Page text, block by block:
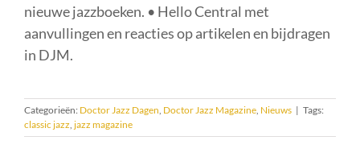
nieuwe jazzboeken. • Hello Central met
aanvullingen en reacties op artikelen en bijdragen
in DJM.
Categorieën: Doctor Jazz Dagen, Doctor Jazz Magazine, Nieuws | Tags:
classic jazz, jazz magazine